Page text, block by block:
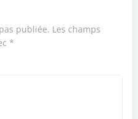
publiée. Les champs
*